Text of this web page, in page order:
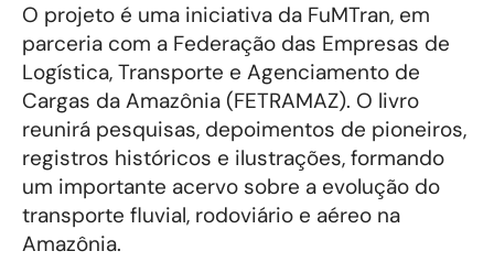
O projeto é uma iniciativa da FuMTran, em
parceria com a Federação das Empresas de
Logística, Transporte e Agenciamento de
Cargas da Amazônia (FETRAMAZ). O livro
reunirá pesquisas, depoimentos de pioneiros,
registros históricos e ilustrações, formando
um importante acervo sobre a evolução do
transporte fluvial, rodoviário e aéreo na
Amazônia.